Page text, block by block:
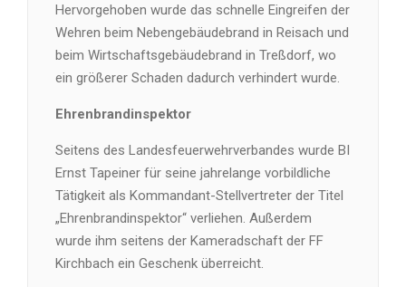
Hervorgehoben wurde das schnelle Eingreifen der
Wehren beim Nebengebäudebrand in Reisach und
beim Wirtschaftsgebäudebrand in Treßdorf, wo
ein größerer Schaden dadurch verhindert wurde.
Ehrenbrandinspektor
Seitens des Landesfeuerwehrverbandes wurde BI
Ernst Tapeiner für seine jahrelange vorbildliche
Tätigkeit als Kommandant-Stellvertreter der Titel
„Ehrenbrandinspektor“ verliehen. Außerdem
wurde ihm seitens der Kameradschaft der FF
Kirchbach ein Geschenk überreicht.